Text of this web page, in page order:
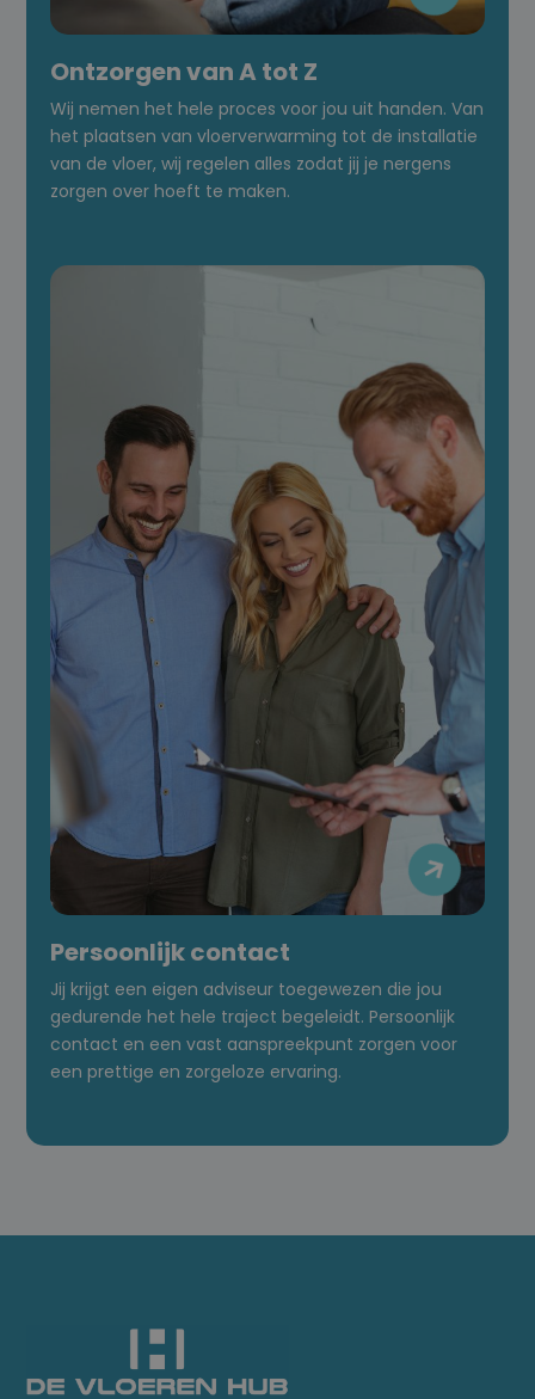
Ontzorgen van A tot Z
Wij nemen het hele proces voor jou uit handen. Van
het plaatsen van vloerverwarming tot de installatie
van de vloer, wij regelen alles zodat jij je nergens
zorgen over hoeft te maken.

Persoonlijk contact
Jij krijgt een eigen adviseur toegewezen die jou
gedurende het hele traject begeleidt. Persoonlijk
contact en een vast aanspreekpunt zorgen voor
een prettige en zorgeloze ervaring.